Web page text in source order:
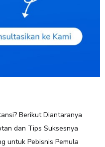
Berikut Diantaranya
dan Tips Suksesnya
untuk Pebisnis Pemula